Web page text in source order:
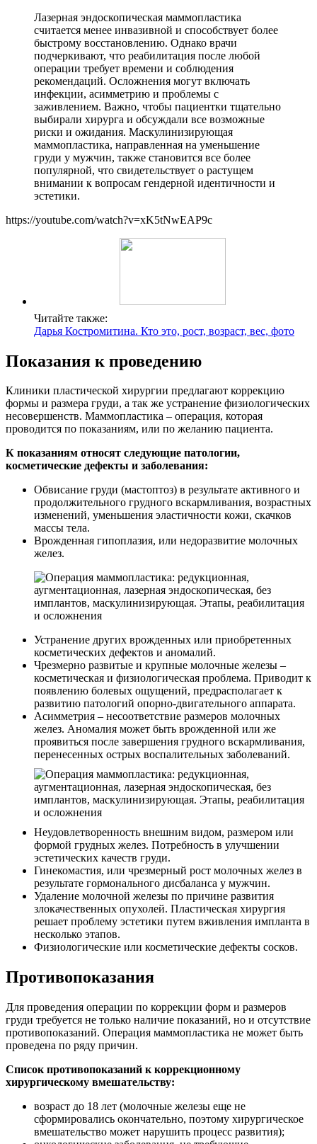
Лазерная эндоскопическая маммопластика
считается менее инвазивной и способствует более
быстрому восстановлению. Однако врачи
подчеркивают, что реабилитация после любой
операции требует времени и соблюдения
рекомендаций. Осложнения могут включать
инфекции, асимметрию и проблемы с
заживлением. Важно, чтобы пациентки тщательно
выбирали хирурга и обсуждали все возможные
риски и ожидания. Маскулинизирующая
маммопластика, направленная на уменьшение
груди у мужчин, также становится все более
популярной, что свидетельствует о растущем
внимании к вопросам гендерной идентичности и
эстетики.
https://youtube.com/watch?v=xK5tNwEAP9c
Читайте также:
Дарья Костромитина. Кто это, рост, возраст, вес, фото
Показания к проведению
Клиники пластической хирургии предлагают коррекцию
формы и размера груди, а так же устранение физиологических
несовершенств. Маммопластика – операция, которая
проводится по показаниям, или по желанию пациента.
К показаниям относят следующие патологии,
косметические дефекты и заболевания:
Обвисание груди (мастоптоз) в результате активного и
продолжительного грудного вскармливания, возрастных
изменений, уменьшения эластичности кожи, скачков
массы тела.
Врожденная гипоплазия, или недоразвитие молочных
желез.
Устранение других врожденных или приобретенных
косметических дефектов и аномалий.
Чрезмерно развитые и крупные молочные железы –
косметическая и физиологическая проблема. Приводит к
появлению болевых ощущений, предрасполагает к
развитию патологий опорно-двигательного аппарата.
Асимметрия – несоответствие размеров молочных
желез. Аномалия может быть врожденной или же
проявиться после завершения грудного вскармливания,
перенесенных острых воспалительных заболеваний.
Неудовлетворенность внешним видом, размером или
формой грудных желез. Потребность в улучшении
эстетических качеств груди.
Гинекомастия, или чрезмерный рост молочных желез в
результате гормонального дисбаланса у мужчин.
Удаление молочной железы по причине развития
злокачественных опухолей. Пластическая хирургия
решает проблему эстетики путем вживления импланта в
несколько этапов.
Физиологические или косметические дефекты сосков.
Противопоказания
Для проведения операции по коррекции форм и размеров
груди требуется не только наличие показаний, но и отсутствие
противопоказаний. Операция маммопластика не может быть
проведена по ряду причин.
Список противопоказаний к коррекционному
хирургическому вмешательству:
возраст до 18 лет (молочные железы еще не
сформировались окончательно, поэтому хирургическое
вмешательство может нарушить процесс развития);